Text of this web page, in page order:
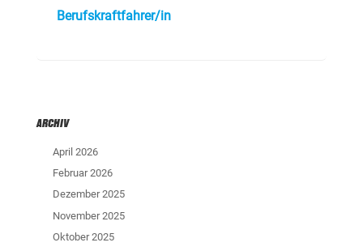
Berufskraftfahrer/in
ARCHIV
April 2026
Februar 2026
Dezember 2025
November 2025
Oktober 2025